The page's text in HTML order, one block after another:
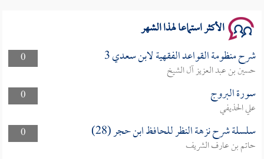
الأكثر استماعا لهذا الشهر
0 شرح منظومة القواعد الفقهية لابن سعدي 3
حسين بن عبد العزيز آل الشيخ
0
سورة البروج
علي الحذيفي
0
سلسلة شرح نزهة النظر للحافظ ابن حجر (28)
حاتم بن عارف الشريف